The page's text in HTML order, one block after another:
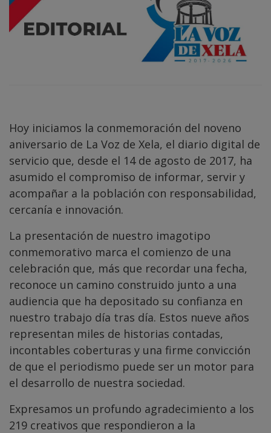
Hoy iniciamos la conmemoración del noveno
aniversario de La Voz de Xela, el diario digital de
servicio que, desde el 14 de agosto de 2017, ha
asumido el compromiso de informar, servir y
acompañar a la población con responsabilidad,
cercanía e innovación.
La presentación de nuestro imagotipo
conmemorativo marca el comienzo de una
celebración que, más que recordar una fecha,
reconoce un camino construido junto a una
audiencia que ha depositado su confianza en
nuestro trabajo día tras día. Estos nueve años
representan miles de historias contadas,
incontables coberturas y una firme convicción
de que el periodismo puede ser un motor para
el desarrollo de nuestra sociedad.
Expresamos un profundo agradecimiento a los
219 creativos que respondieron a la